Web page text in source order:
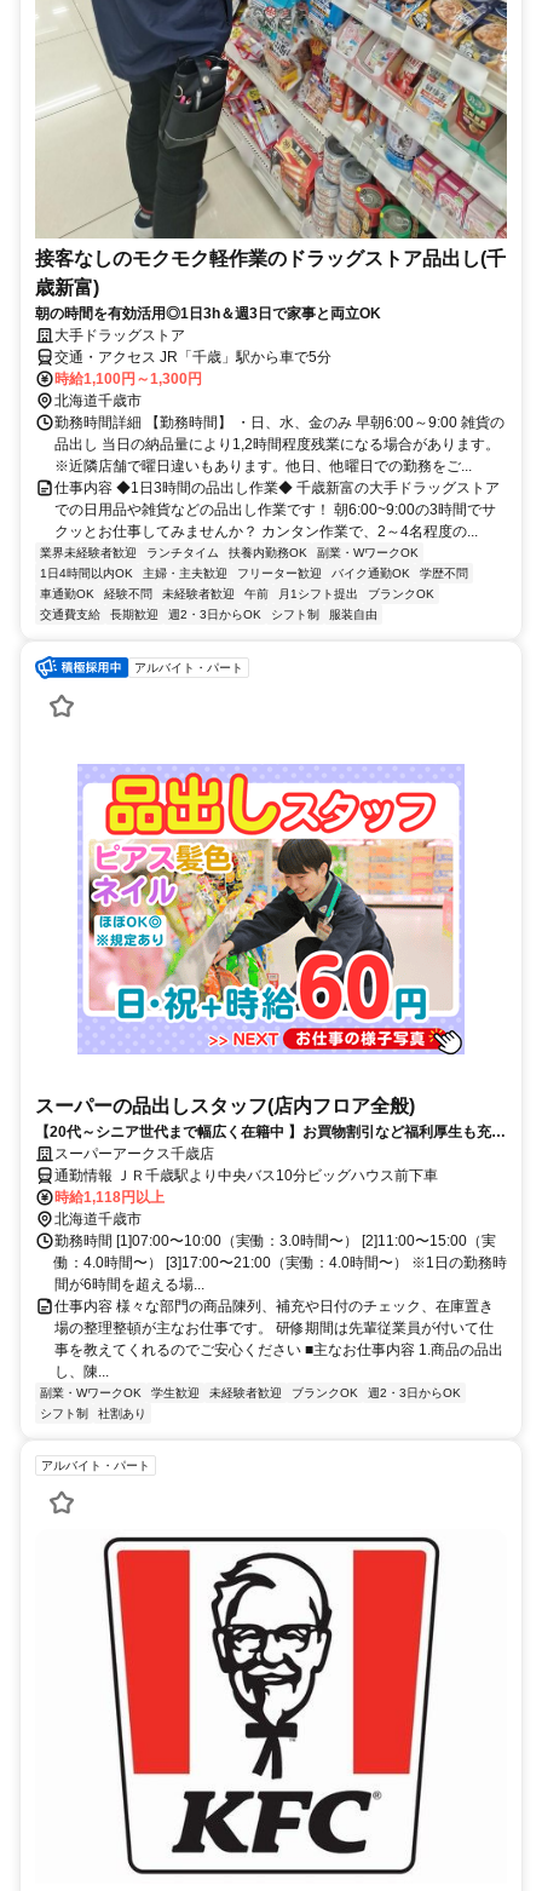
接客なしのモクモク軽作業のドラッグストア品出し(千
歳新富)
朝の時間を有効活用◎1日3h＆週3日で家事と両立OK
大手ドラッグストア
交通・アクセス JR「千歳」駅から車で5分
時給1,100円～1,300円
北海道千歳市
勤務時間詳細 【勤務時間】 ・日、水、金のみ 早朝6:00～9:00 雑貨の
品出し 当日の納品量により1,2時間程度残業になる場合があります。
※近隣店舗で曜日違いもあります。他日、他曜日での勤務をご...
仕事内容 ◆1日3時間の品出し作業◆ 千歳新富の大手ドラッグストア
での日用品や雑貨などの品出し作業です！ 朝6:00~9:00の3時間でサ
クッとお仕事してみませんか？ カンタン作業で、2～4名程度の...
業界未経験者歓迎 ランチタイム 扶養内勤務OK
副業・WワークOK
1日4時間以内OK
主婦・主夫歓迎 フリーター歓迎 バイク通勤OK
学歴不問
車通勤OK
経験不問 未経験者歓迎 午前 月1シフト提出
ブランクOK
交通費支給
長期歓迎 週2・3日からOK シフト制 服装自由
アルバイト・パート
スーパーの品出しスタッフ(店内フロア全般)
【20代～シニア世代まで幅広く在籍中 】お買物割引など福利厚生も充実
未経験の方でもできる簡単なお仕事です
スーパーアークス千歳店
通勤情報 ＪＲ千歳駅より中央バス10分ビッグハウス前下車
時給1,118円以上
北海道千歳市
勤務時間 [1]07:00〜10:00（実働：3.0時間〜） [2]11:00〜15:00（実
働：4.0時間〜） [3]17:00〜21:00（実働：4.0時間〜） ※1日の勤務時
間が6時間を超える場...
仕事内容 様々な部門の商品陳列、補充や日付のチェック、在庫置き
場の整理整頓が主なお仕事です。 研修期間は先輩従業員が付いて仕
事を教えてくれるのでご安心ください ■主なお仕事内容 1.商品の品出
し、陳...
副業・WワークOK 学生歓迎 未経験者歓迎 ブランクOK
週2・3日からOK
シフト制
社割あり
アルバイト・パート